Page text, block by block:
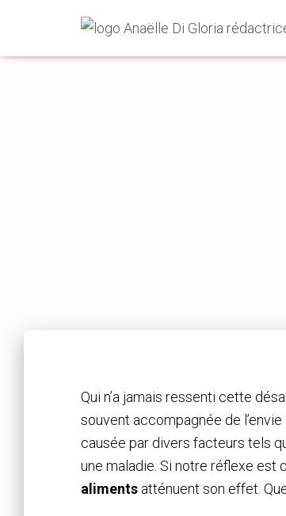
Qui n’a jamais ressenti cette
souvent accompagnée de
causée par divers facteurs tels
une maladie. Si notre réflexe est
aliments atténuent son effet.